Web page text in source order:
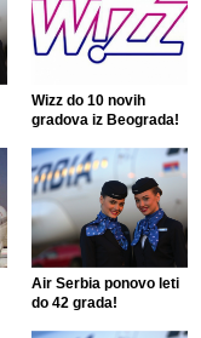
Wizz do 10 novih
gradova iz Beograda!
Air Serbia ponovo leti
do 42 grada!